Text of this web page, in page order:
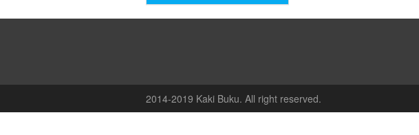
2014-2019 Kaki Buku. All right reserved.